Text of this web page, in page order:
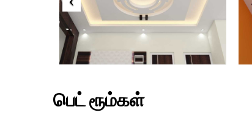
பெட் ரூம்கள்